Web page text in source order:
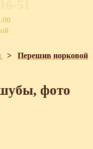
> Перешив норковой
фото